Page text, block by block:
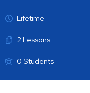
Lifetime
2 Lessons
0 Students